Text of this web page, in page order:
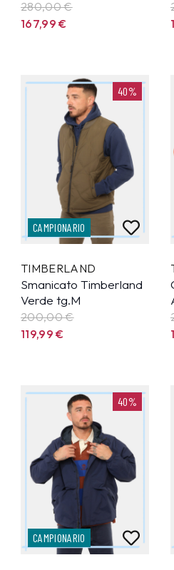
280,00 €
167,99€
40%
CAMPIONARIO
TIMBERLAND
Smanicato Timberland
Verde tg.M
200,00 €
119,99€
40%
CAMPIONARIO